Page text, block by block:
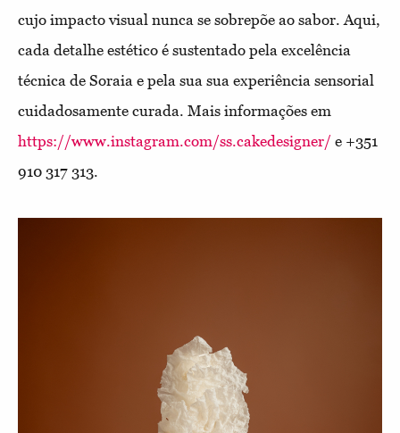
cujo impacto visual nunca se sobrepõe ao sabor. Aqui,
cada detalhe estético é sustentado pela excelência
técnica de Soraia e pela sua sua experiência sensorial
cuidadosamente curada. Mais informações em
https://www.instagram.com/ss.cakedesigner/ e +351
910 317 313.